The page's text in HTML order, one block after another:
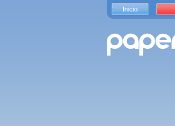
Inicio